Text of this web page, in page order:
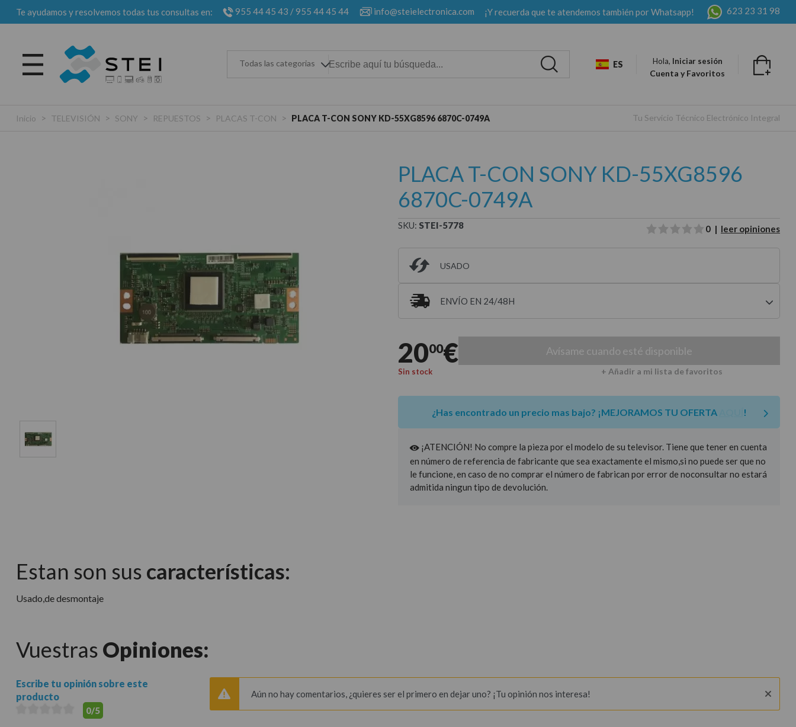
Te ayudamos y resolvemos todas tus consultas en: 955 44 45 43 /955 44 45 44 info@steielectronica.com ¡Y recuerda que te atendemos también por Whatsapp! 623 23 31 98
Todas las categorias ES Hola, Iniciar sesión
Cuenta y Favoritos
Inicio > TELEVISIÓN > SONY > REPUESTOS > PLACAS T-CON > PLACA T-CON SONY KD-55XG8596 6870C-0749A Tu Servicio Técnico Electrónico Integral
PLACA T-CON SONY KD-55XG8596
6870C-0749A
SKU: STEI-5778 0 | leer opiniones
USADO
ENVÍO EN 24/48H
2000€ Avísame cuando esté disponible
Sin stock + Añadir a mi lista de favoritos
¿Has encontrado un precio mas bajo? ¡MEJORAMOS TU OFERTA !
¡ATENCIÓN! No compre la pieza por el modelo de su televisor. Tiene que tener en cuenta
en número de referencia de fabricante que sea exactamente el mismo,si no puede ser que no
le funcione, en caso de no comprar el número de fabrican por error de noconsultar no estará
admitida ningun tipo de devolución.
Estan son sus características:
Usado,de desmontaje
Vuestras Opiniones:
Escribe tu opinión sobre este
producto
0/5
Aún no hay comentarios, ¿quieres ser el primero en dejar uno? ¡Tu opinión nos interesa!